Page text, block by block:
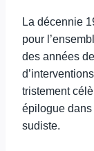
La décennie
pour
des années
tristement
épilogue
sudiste.